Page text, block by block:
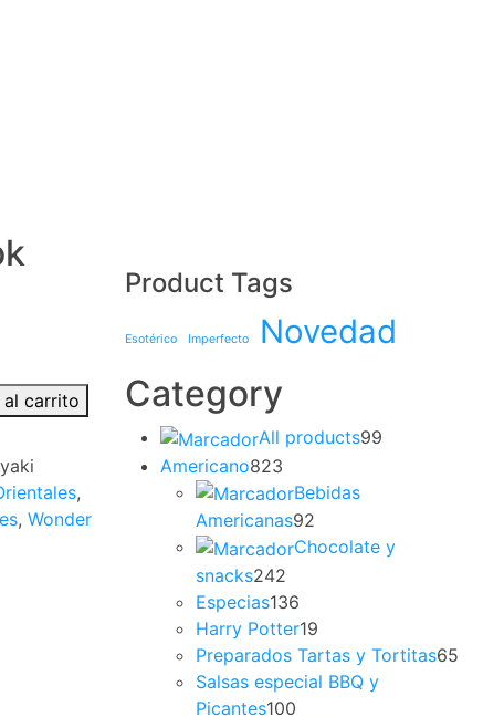
al carrito
,
,Wonder
Product Tags
Esotérico Imperfecto Novedad
Category
All products99
Americano823
Bebidas
Americanas92
Chocolate y
snacks242
Especias136
Harry Potter19
Preparados Tartas y Tortitas65
Salsas especial BBQ y
Picantes100